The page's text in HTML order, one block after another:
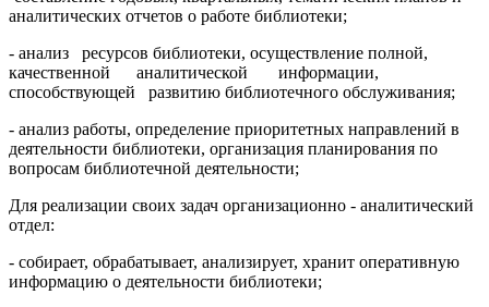
аналитических отчетов о работе библиотеки;
- анализ ресурсов библиотеки, осуществление полной,
качественной аналитической информации,
способствующей развитию библиотечного обслуживания;
- анализ работы, определение приоритетных направлений в
деятельности библиотеки, организация планирования по
вопросам библиотечной деятельности;
Для реализации своих задач организационно - аналитический
отдел:
- собирает, обрабатывает, анализирует, хранит оперативную
информацию о деятельности библиотеки;